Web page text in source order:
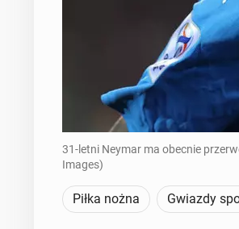
31-letni Neymar ma obecnie
Images)
Piłka nożna Gwiazdy